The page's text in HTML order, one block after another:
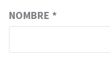
NOMBRE *